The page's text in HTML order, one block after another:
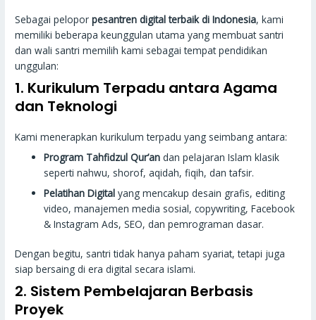
Sebagai peloporpesantren digital terbaik di Indonesia, kami
memiliki beberapa keunggulan utama yang membuat santri
dan wali santri memilih kami sebagai tempat pendidikan
unggulan:
1. Kurikulum Terpadu antara Agama
dan Teknologi
Kami menerapkan kurikulum terpadu yang seimbang antara:
Program Tahfidzul Qur’an dan pelajaran Islam klasik
seperti nahwu, shorof, aqidah, fiqih, dan tafsir.
Pelatihan Digital yang mencakup desain grafis, editing
video, manajemen media sosial, copywriting, Facebook
& Instagram Ads, SEO, dan pemrograman dasar.
Dengan begitu, santri tidak hanya paham syariat, tetapi juga
siap bersaing di era digital secara islami.
2. Sistem Pembelajaran Berbasis
Proyek